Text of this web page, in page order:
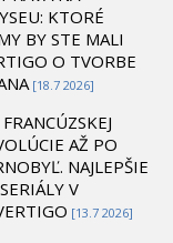
KTORÉ
BY STE MALI
O TVORBE
[18.7 2026]
AŽ PO
NAJLEPŠIE
V
[13.7 2026]